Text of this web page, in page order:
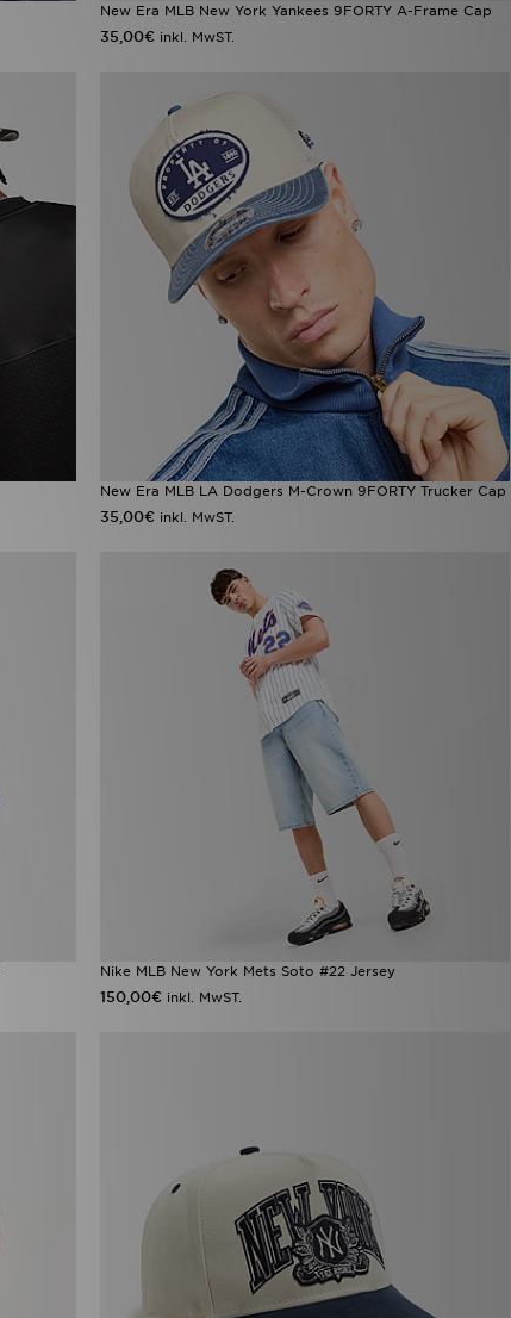
New Era MLB New York Yankees 9FORTY A-Frame Cap
35,00€ inkl. MwST.
New Era MLB LA Dodgers M-Crown 9FORTY Trucker Cap
35,00€ inkl. MwST.
Nike MLB New York Mets Soto #22 Jersey
150,00€ inkl. MwST.